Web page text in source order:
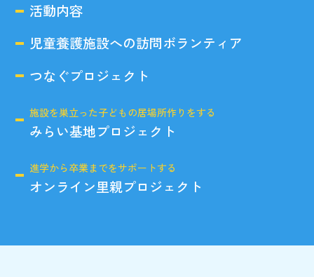
活動内容
児童養護施設への訪問ボランティア
つなぐプロジェクト
施設を巣立った子どもの居場所作りをする
みらい基地プロジェクト
進学から卒業までをサポートする
オンライン里親プロジェクト